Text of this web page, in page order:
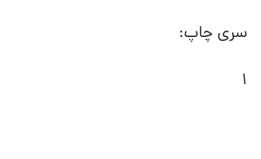
سری چاپ:
1